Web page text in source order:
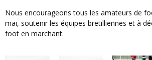
Nous encourageons tous les amateurs de football à venir le 1er
mai, soutenir les équipes bretilliennes et à
foot en marchant.